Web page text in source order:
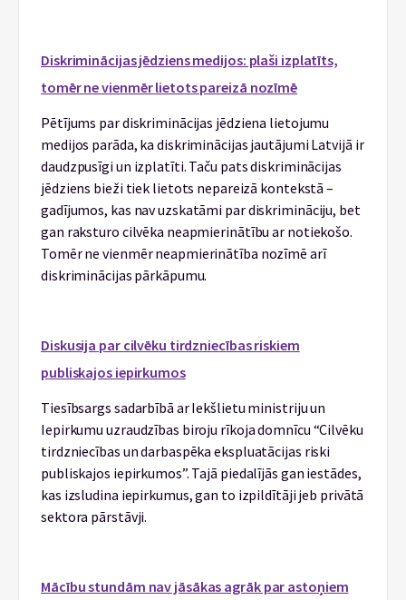
Diskriminācijas jēdziens medijos: plaši izplatīts,
tomēr ne vienmēr lietots pareizā nozīmē
Pētījums par diskriminācijas jēdziena lietojumu
medijos parāda, ka diskriminācijas jautājumi Latvijā ir
daudzpusīgi un izplatīti. Taču pats diskriminācijas
jēdziens bieži tiek lietots nepareizā kontekstā –
gadījumos, kas nav uzskatāmi par diskrimināciju, bet
gan raksturo cilvēka neapmierinātību ar notiekošo.
Tomēr ne vienmēr neapmierinātība nozīmē arī
diskriminācijas pārkāpumu.
Diskusija par cilvēku tirdzniecības riskiem
publiskajos iepirkumos
Tiesībsargs sadarbībā ar Iekšlietu ministriju un
Iepirkumu uzraudzības biroju rīkoja domnīcu “Cilvēku
tirdzniecības un darbaspēka ekspluatācijas riski
publiskajos iepirkumos”. Tajā piedalījās gan iestādes,
kas izsludina iepirkumus, gan to izpildītāji jeb privātā
sektora pārstāvji.
Mācību stundām nav jāsākas agrāk par astoņiem